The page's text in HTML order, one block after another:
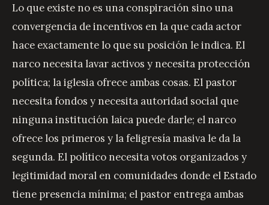
Lo que existe no es una conspiración sino una
convergencia de incentivos en la que cada actor
hace exactamente lo que su posición le indica. El
narco necesita lavar activos y necesita protección
política; la iglesia ofrece ambas cosas. El pastor
necesita fondos y necesita autoridad social que
ninguna institución laica puede darle; el narco
ofrece los primeros y la feligresía masiva le da la
segunda. El político necesita votos organizados y
legitimidad moral en comunidades donde el Estado
tiene presencia mínima; el pastor entrega ambas